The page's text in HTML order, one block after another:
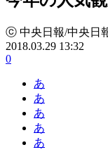
ⓒ 中央日報/中央日
2018.03.29 13:32
0
あ
あ
あ
あ
あ